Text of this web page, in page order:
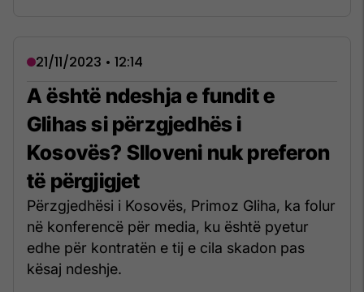
21/11/2023 • 12:14
A është ndeshja e fundit e
Glihas si përzgjedhës i
Kosovës? Slloveni nuk preferon
të përgjigjet
Përzgjedhësi i Kosovës, Primoz Gliha, ka folur
në konferencë për media, ku është pyetur
edhe për kontratën e tij e cila skadon pas
kësaj ndeshje.